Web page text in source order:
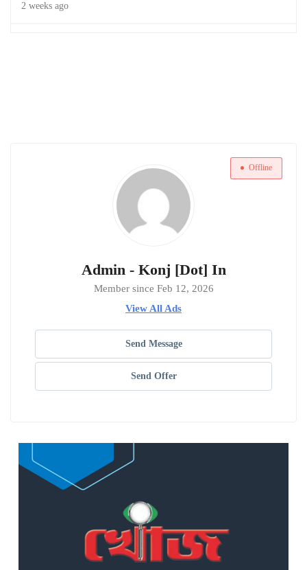
2 weeks ago
Offline
Admin - Konj [Dot] In
Member since Feb 12, 2026
View All Ads
Send Message
Send Offer